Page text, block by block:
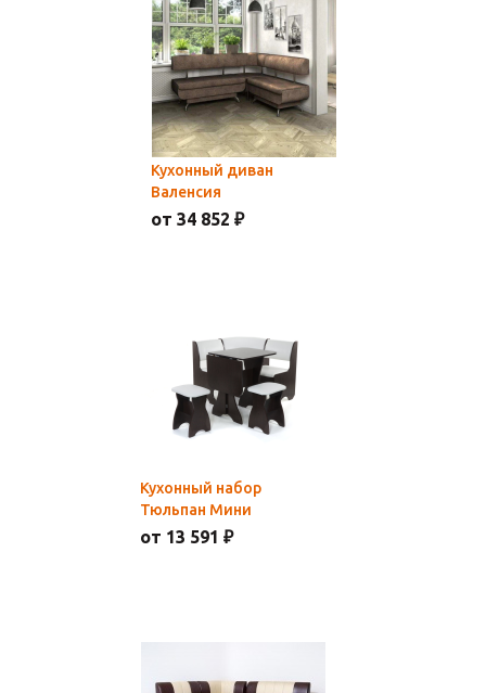
Кухонный диван
Валенсия
от 34 852 ₽
Кухонный набор
Тюльпан Мини
от 13 591 ₽